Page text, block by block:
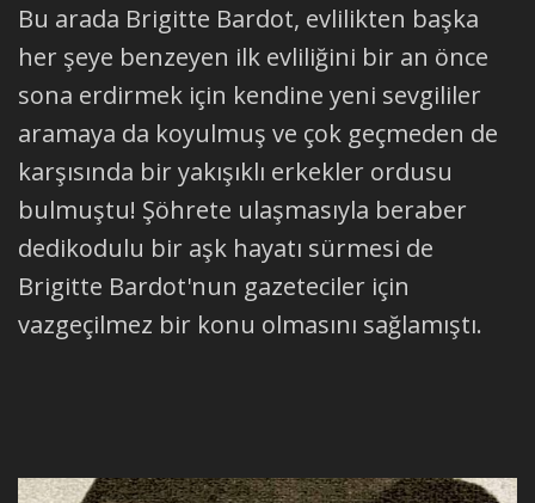
Bu arada Brigitte Bardot, evlilikten başka
her şeye benzeyen ilk evliliğini bir an önce
sona erdirmek için kendine yeni sevgililer
aramaya da koyulmuş ve çok geçmeden de
karşısında bir yakışıklı erkekler ordusu
bulmuştu! Şöhrete ulaşmasıyla beraber
dedikodulu bir aşk hayatı sürmesi de
Brigitte Bardot'nun gazeteciler için
vazgeçilmez bir konu olmasını sağlamıştı.